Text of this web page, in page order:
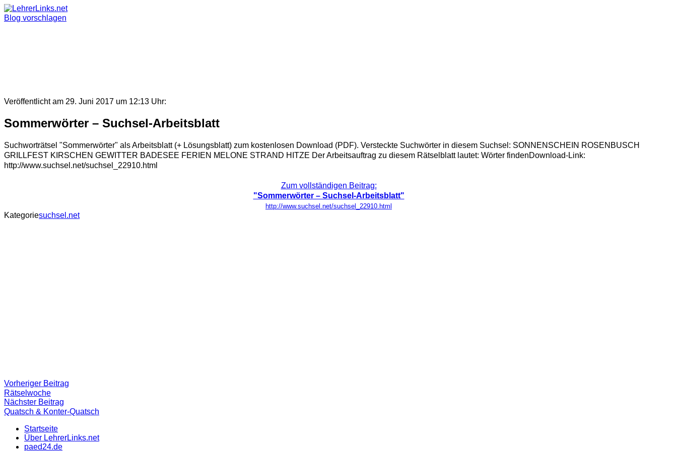
Skip
to
Blog vorschlagen
Veröffentlicht am 29. Juni 2017 um 12:13 Uhr:
Sommerwörter – Suchsel-Arbeitsblatt
Suchworträtsel "Sommerwörter" als Arbeitsblatt (+ Lösungsblatt) zum kostenlosen Download (PDF). Versteckte Suchwörter in diesem Suchsel: SONNENSCHEIN ROSENBUSCH
GRILLFEST KIRSCHEN GEWITTER BADESEE FERIEN MELONE STRAND HITZE Der Arbeitsauftrag zu diesem Rätselblatt lautet: Wörter findenDownload-Link:
http://www.suchsel.net/suchsel_22910.html
Zum vollständigen Beitrag:
"Sommerwörter – Suchsel-Arbeitsblatt"
http://www.suchsel.net/suchsel_22910.html
Kategoriesuchsel.net
Beitragsnavigation
Vorheriger Beitrag
Rätselwoche
Nächster Beitrag
Beitrag
Quatsch & Konter-Quatsch
Startseite
Über LehrerLinks.net
paed24.de